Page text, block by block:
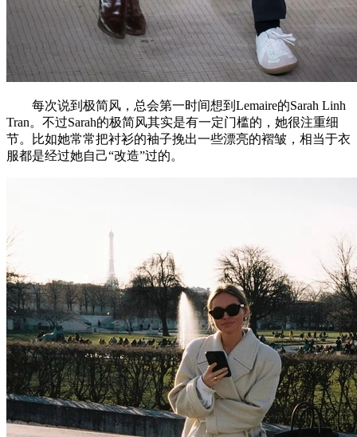
每次说到极简风，总会第一时间想到Lemaire的Sarah Linh
Tran。不过Sarah的极简风其实是有一定门槛的，她很注重细
节。比如她常常把衬衫的袖子挽出一些漂亮的褶皱，相当于衣
服都是经过她自己“改造”过的。